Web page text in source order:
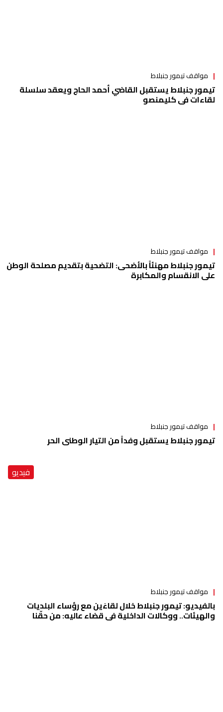
مواقف تيمور جنبلاط
تيمور جنبلاط يستقبل القاضي أحمد الحاج ويعقد سلسلة
لقاءات في كليمنصو
مواقف تيمور جنبلاط
تيمور جنبلاط مهنئاً بالأضحى: التضحية بتقديم مصلحة الوطن
على الانقسام والمكابرة
مواقف تيمور جنبلاط
تيمور جنبلاط يستقبل وفداً من التيار الوطني الحر
فيديو
مواقف تيمور جنبلاط
بالفيديو: تيمور جنبلاط‬ خلال لقاءَين مع رؤساء البلديات
والهيئات.. ووكالات الداخلية في قضاء عاليه: من حقّنا
التفاوض للخروج من الأزمة